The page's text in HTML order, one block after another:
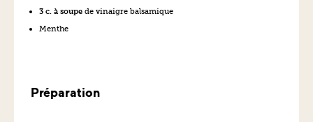
3 c. à soupe de vinaigre balsamique
Menthe
Préparation